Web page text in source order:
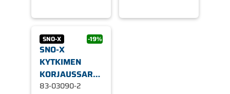
SNO-X -19%
SNO-X
KYTKIMEN
KORJAUSSARJA
YAMAHA
83-03090-2